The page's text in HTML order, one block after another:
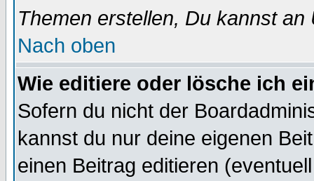
Themen erstellen, Du kannst
Nach oben
Wie editiere oder lösche ich
Sofern du nicht der
kannst du nur deine eigenen
einen Beitrag editieren